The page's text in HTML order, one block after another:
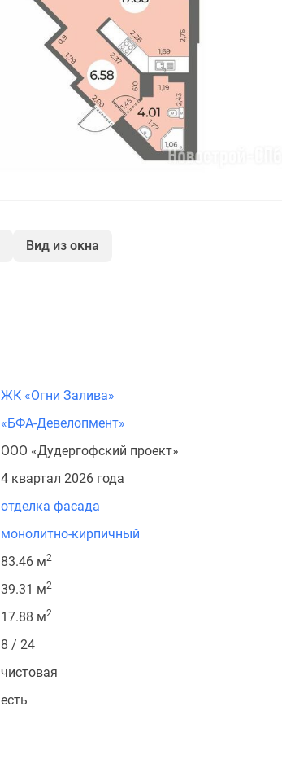
Вид из окна
ЖК «Огни Залива»
«БФА-Девелопмент»
ООО «Дудергофский проект»
4 квартал 2026 года
отделка фасада
монолитно-кирпичный
83.46 м2
39.31 м2
17.88 м2
8 / 24
чистовая
есть